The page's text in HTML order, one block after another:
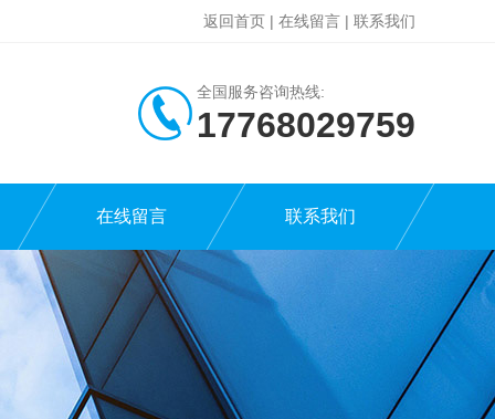
返回首页 | 在线留言 | 联系我们
全国服务咨询热线:
17768029759
在线留言 联系我们